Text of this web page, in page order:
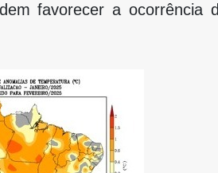
favorecer a ocorrência